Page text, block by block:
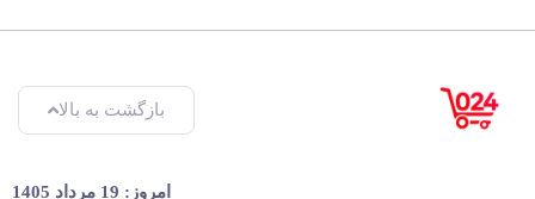
بازگشت به بالا
امروز: 19 مرداد 1405